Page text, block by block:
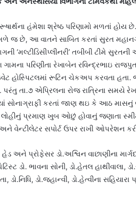
હંમેશા શ્રેષ્ઠ પરિણામો મળતાં હોય
જ છે, આ વાતને સાબિત કરતાં સુરત
‘મલ્ટીડિસીપ્લીનરી’ તબીબી ટીમે
પરિણીતા રેખાબેન રવિન્દ્રભાઇ રાજપુત
હોસ્પિટલમાં રૂટિન ચેકઅપ કરવતા
તા.૭ એપ્રિલના રોજ રાત્રિના સમયે
સોનાગ્રાફી કરતાં જાણ થઇ કે આઠ માસનું
લોહીનું પ્રમાણ ખુબ ઓછું હોવાનું જણાતા
વેન્ટીલેટર સપોર્ટ ઉપર રાખી ઓપરેશન
અને પ્રોફેસર ડો.અશ્વિન વાછાણીના
ડો. ભાવના સોની, ડો.હેતલ હાથીવાલા,
ડો.નિધિ, ડો.જહાન્વી, ડો.હેત્વીના